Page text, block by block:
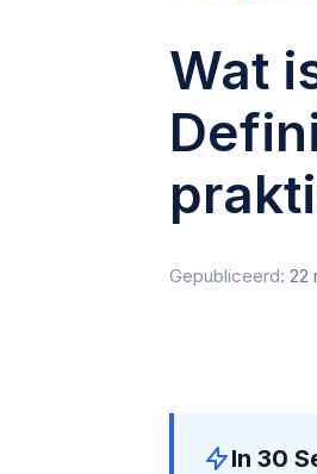
Wat
Gepubliceerd: 22
In 30